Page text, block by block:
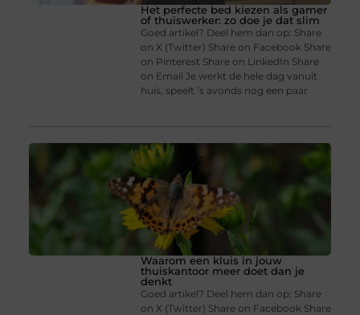
Het perfecte bed kiezen als gamer
of thuiswerker: zo doe je dat slim
Goed artikel? Deel hem dan op: Share
on X (Twitter) Share on Facebook Share
on Pinterest Share on LinkedIn Share
on Email Je werkt de hele dag vanuit
huis, speelt ’s avonds nog een paar
Waarom een kluis in jouw
thuiskantoor meer doet dan je
denkt
Goed artikel? Deel hem dan op: Share
on X (Twitter) Share on Facebook Share